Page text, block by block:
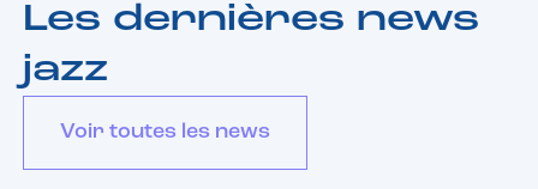
Les dernières news
jazz
Voir toutes les news